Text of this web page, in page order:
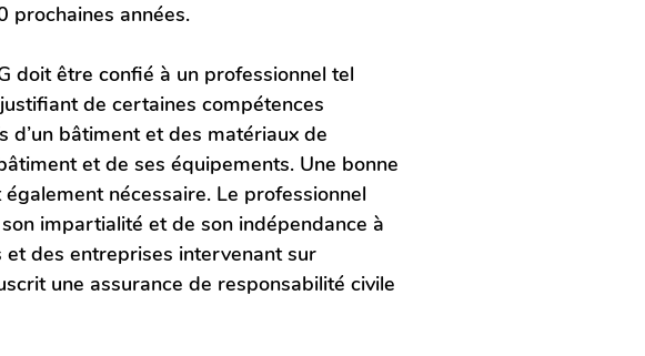
prochaines années.
doit être confié à un professionnel tel
de certaines compétences
d’un bâtiment et des matériaux de
et de ses équipements. Une bonne
nécessaire. Le professionnel
impartialité et de son indépendance à
des entreprises intervenant sur
une assurance de responsabilité civile